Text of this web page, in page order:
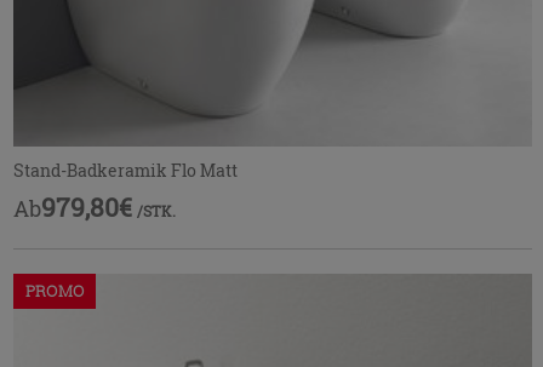
Stand-Badkeramik Flo Matt
Ab979,80€ /STK.
PROMO